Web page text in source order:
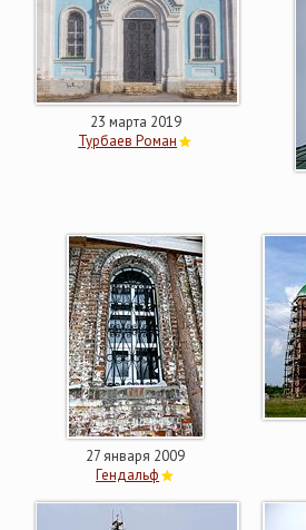
23 марта 2019
Турбаев Роман
27 января 2009
Гендальф